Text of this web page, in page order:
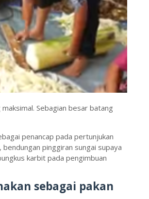
Sebagian besar batang
penancap pada pertunjukan
pinggiran sungai supaya
karbit pada pengimbuan
sebagai pakan